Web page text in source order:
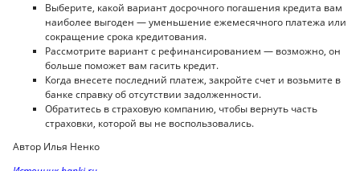
Выберите, какой вариант досрочного погашения кредита вам
наиболее выгоден — уменьшение ежемесячного платежа или
сокращение срока кредитования.
Рассмотрите вариант с рефинансированием — возможно, он
больше поможет вам гасить кредит.
Когда внесете последний платеж, закройте счет и возьмите в
банке справку об отсутствии задолженности.
Обратитесь в страховую компанию, чтобы вернуть часть
страховки, которой вы не воспользовались.
Автор Илья Ненко